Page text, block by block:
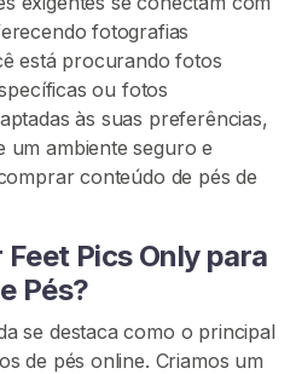
fotografias
está procurando fotos
ou fotos
às suas preferências,
um ambiente seguro e
conteúdo de pés de
Feet Pics Only para
Pés?
se destaca como o principal
de pés online. Criamos um